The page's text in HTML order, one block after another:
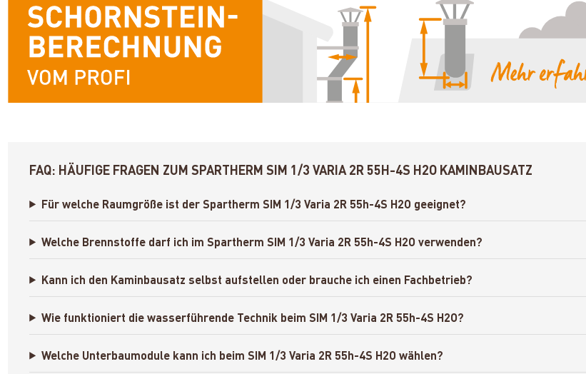
FAQ: HÄUFIGE FRAGEN ZUM SPARTHERM SIM 1/3 VARIA 2R 55H-4S H2O KAMINBAUSATZ
Für welche Raumgröße ist der Spartherm SIM 1/3 Varia 2R 55h-4S H2O geeignet?
Welche Brennstoffe darf ich im Spartherm SIM 1/3 Varia 2R 55h-4S H2O verwenden?
Kann ich den Kaminbausatz selbst aufstellen oder brauche ich einen Fachbetrieb?
Wie funktioniert die wasserführende Technik beim SIM 1/3 Varia 2R 55h-4S H2O?
Welche Unterbaumodule kann ich beim SIM 1/3 Varia 2R 55h-4S H2O wählen?